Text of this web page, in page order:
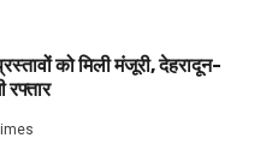
को मिली मंजूरी, देहरादून-
रफ्तार